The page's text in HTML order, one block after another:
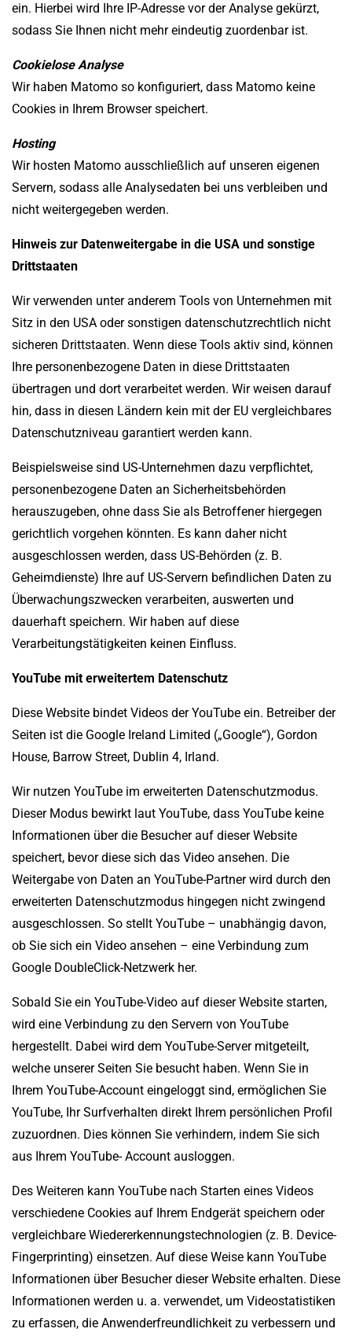
ein. Hierbei wird Ihre IP-Adresse vor der Analyse gekürzt,
sodass Sie Ihnen nicht mehr eindeutig zuordenbar ist.
Cookielose Analyse
Wir haben Matomo so konfiguriert, dass Matomo keine
Cookies in Ihrem Browser speichert.
Hosting
Wir hosten Matomo ausschließlich auf unseren eigenen
Servern, sodass alle Analysedaten bei uns verbleiben und
nicht weitergegeben werden.
Hinweis zur Datenweitergabe in die USA und sonstige
Drittstaaten
Wir verwenden unter anderem Tools von Unternehmen mit
Sitz in den USA oder sonstigen datenschutzrechtlich nicht
sicheren Drittstaaten. Wenn diese Tools aktiv sind, können
Ihre personenbezogene Daten in diese Drittstaaten
übertragen und dort verarbeitet werden. Wir weisen darauf
hin, dass in diesen Ländern kein mit der EU vergleichbares
Datenschutzniveau garantiert werden kann.
Beispielsweise sind US-Unternehmen dazu verpflichtet,
personenbezogene Daten an Sicherheitsbehörden
herauszugeben, ohne dass Sie als Betroffener hiergegen
gerichtlich vorgehen könnten. Es kann daher nicht
ausgeschlossen werden, dass US-Behörden (z. B.
Geheimdienste) Ihre auf US-Servern befindlichen Daten zu
Überwachungszwecken verarbeiten, auswerten und
dauerhaft speichern. Wir haben auf diese
Verarbeitungstätigkeiten keinen Einfluss.
YouTube mit erweitertem Datenschutz
Diese Website bindet Videos der YouTube ein. Betreiber der
Seiten ist die Google Ireland Limited („Google“), Gordon
House, Barrow Street, Dublin 4, Irland.
Wir nutzen YouTube im erweiterten Datenschutzmodus.
Dieser Modus bewirkt laut YouTube, dass YouTube keine
Informationen über die Besucher auf dieser Website
speichert, bevor diese sich das Video ansehen. Die
Weitergabe von Daten an YouTube-Partner wird durch den
erweiterten Datenschutzmodus hingegen nicht zwingend
ausgeschlossen. So stellt YouTube – unabhängig davon,
ob Sie sich ein Video ansehen – eine Verbindung zum
Google DoubleClick-Netzwerk her.
Sobald Sie ein YouTube-Video auf dieser Website starten,
wird eine Verbindung zu den Servern von YouTube
hergestellt. Dabei wird dem YouTube-Server mitgeteilt,
welche unserer Seiten Sie besucht haben. Wenn Sie in
Ihrem YouTube-Account eingeloggt sind, ermöglichen Sie
YouTube, Ihr Surfverhalten direkt Ihrem persönlichen Profil
zuzuordnen. Dies können Sie verhindern, indem Sie sich
aus Ihrem YouTube- Account ausloggen.
Des Weiteren kann YouTube nach Starten eines Videos
verschiedene Cookies auf Ihrem Endgerät speichern oder
vergleichbare Wiedererkennungstechnologien (z. B. Device-
Fingerprinting) einsetzen. Auf diese Weise kann YouTube
Informationen über Besucher dieser Website erhalten. Diese
Informationen werden u. a. verwendet, um Videostatistiken
zu erfassen, die Anwenderfreundlichkeit zu verbessern und